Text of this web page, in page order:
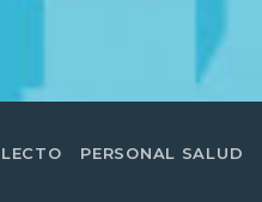
PERSONAL SALUD